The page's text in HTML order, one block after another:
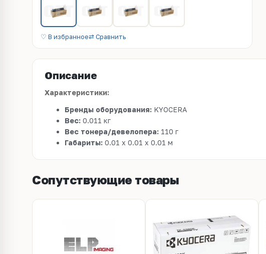
♡ В избранное⇄ Сравнить
Описание
Характеристики:
Бренды оборудования: KYOCERA
Вес: 0.011 кг
Вес тонера/девелопера: 110 г
Габариты: 0.01 x 0.01 x 0.01 м
Сопутствующие товары